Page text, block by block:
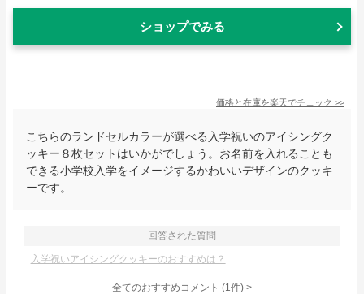
ショップでみる
価格と在庫を楽天でチェック >>
こちらのランドセルカラーが選べる入学祝いのアイシングク
ッキー８枚セットはいかがでしょう。お名前を入れることも
できる小学校入学をイメージするかわいいデザインのクッキ
ーです。
回答された質問
入学祝いアイシングクッキーのおすすめは？
全てのおすすめコメント (1件) >